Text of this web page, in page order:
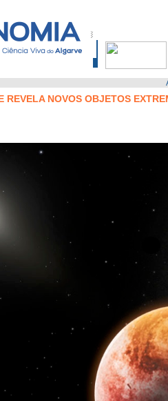
REVELA NOVOS OBJETOS